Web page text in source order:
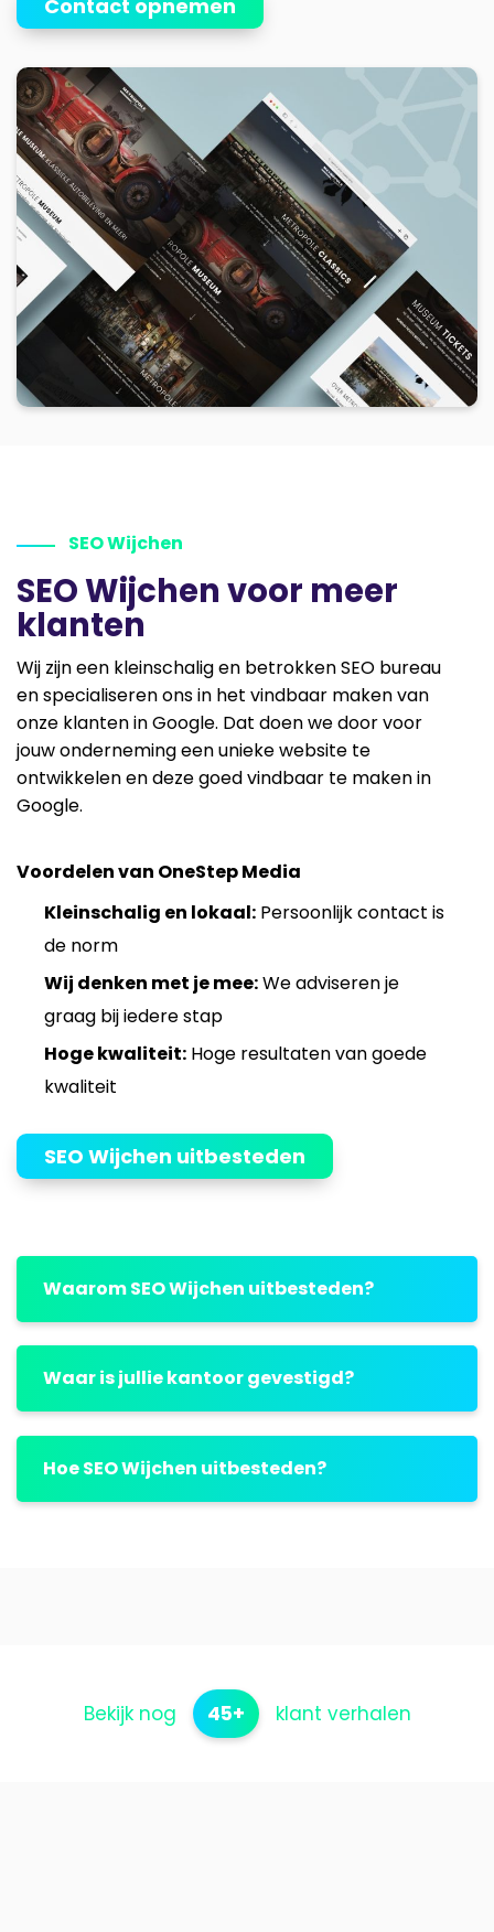
Contact opnemen
SEO Wijchen
SEO Wijchen voor meer
klanten
Wij zijn een kleinschalig en betrokken SEO bureau
en specialiseren ons in het vindbaar maken van
onze klanten in Google. Dat doen we door voor
jouw onderneming een unieke website te
ontwikkelen en deze goed vindbaar te maken in
Google.
Voordelen van OneStep Media
Kleinschalig en lokaal: Persoonlijk contact is
de norm
Wij denken met je mee:We adviseren je
graag bij iedere stap
Hoge kwaliteit: Hoge resultaten van goede
kwaliteit
SEO Wijchen uitbesteden
Waarom SEO Wijchen uitbesteden?
Waar is jullie kantoor gevestigd?
Hoe SEO Wijchen uitbesteden?
Bekijk nog 45+ klant verhalen